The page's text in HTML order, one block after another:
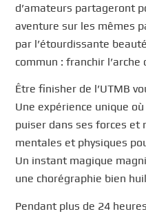
d’amateurs partageront
aventure sur les mêmes
par l’étourdissante
commun : franchir l’arche
Être finisher de l’UTMB
Une expérience unique
puiser dans ses forces et
mentales et physiques
Un instant magique
une chorégraphie bien
Pendant plus de 24